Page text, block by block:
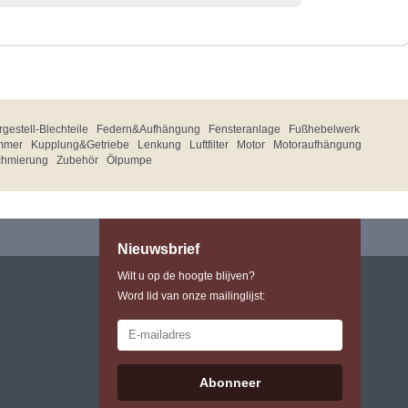
Blechteile Federn&Aufhängung Fensteranlage
Fußhebelwerk
Kupplung&Getriebe Lenkung Luftfilter Motor
Motoraufhängung
Zubehör Ölpumpe
Nieuwsbrief
Wilt u op de hoogte blijven?
Word lid van onze mailinglijst:
Abonneer